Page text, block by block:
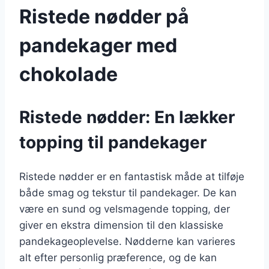
Ristede nødder på
pandekager med
chokolade
Ristede nødder: En lækker
topping til pandekager
Ristede nødder er en fantastisk måde at tilføje
både smag og tekstur til pandekager. De kan
være en sund og velsmagende topping, der
giver en ekstra dimension til den klassiske
pandekageoplevelse. Nødderne kan varieres
alt efter personlig præference, og de kan